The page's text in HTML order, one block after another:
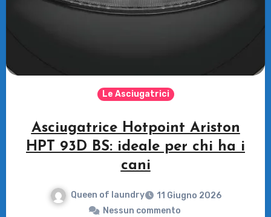
Le Asciugatrici
Asciugatrice Hotpoint Ariston
HPT 93D BS: ideale per chi ha i
cani
Queen of laundry
11 Giugno 2026
Nessun commento